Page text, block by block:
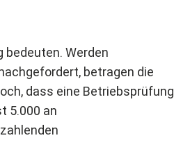
bedeuten. Werden
betragen die
dass eine Betriebsprüfung
5.000 an